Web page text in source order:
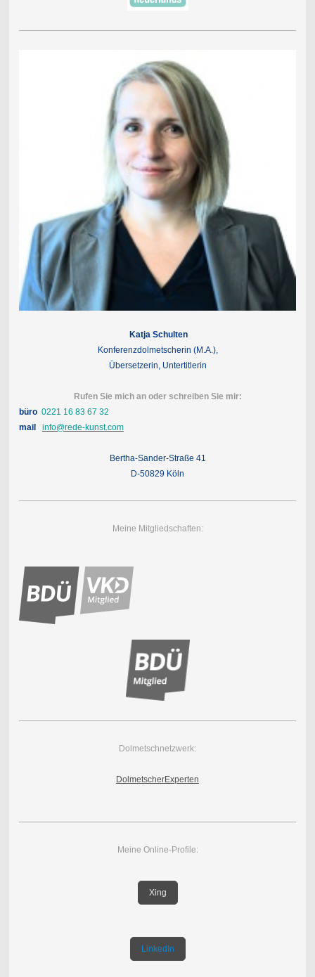
Katja Schulten
Konferenzdolmetscherin (M.A.),
Übersetzerin, Untertitlerin
Rufen Sie mich an oder schreiben Sie mir:
büro 0221 16 83 67 32
mail
info@rede-kunst.com
Bertha-Sander-Straße 41
D-50829 Köln
Meine Mitgliedschaften:
Dolmetschnetzwerk:
DolmetscherExperten
Meine Online-Profile:
Xing
LinkedIn